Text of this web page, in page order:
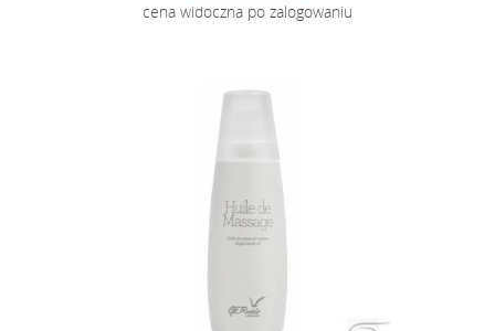
cena widoczna po zalogowaniu